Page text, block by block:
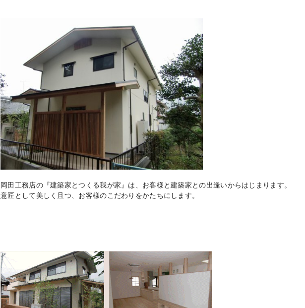
岡田工務店の『建築家とつくる我が家』は、お客様と建築家との出逢いからはじまります。
意匠として美しく且つ、お客様のこだわりをかたちにします。